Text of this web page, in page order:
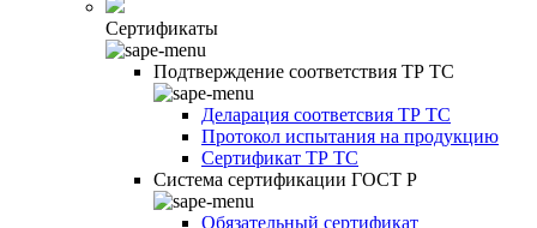
Сертификаты
Подтверждение соответствия ТР ТС
Деларация соответсвия ТР ТС
Протокол испытания на продукцию
Сертификат ТР ТС
Система сертификации ГОСТ Р
Обязательный сертификат